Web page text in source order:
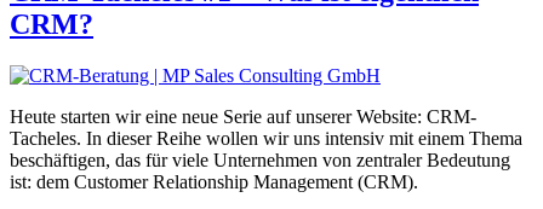
CRM?
Heute starten wir eine neue Serie auf unserer Website: CRM-
Tacheles. In dieser Reihe wollen wir uns intensiv mit einem Thema
beschäftigen, das für viele Unternehmen von zentraler Bedeutung
ist: dem Customer Relationship Management (CRM).